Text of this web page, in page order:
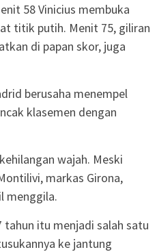
58 Vinicius membuka
titik putih. Menit 75, giliran
di papan skor, juga
berusaha menempel
klasemen dengan
wajah. Meski
markas Girona,
menggila.
tahun itu menjadi salah satu
ke jantung